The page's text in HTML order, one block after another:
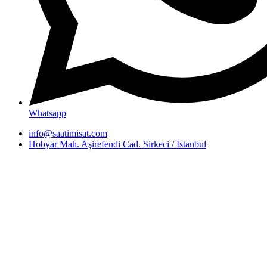
Whatsapp
info@saatimisat.com
Hobyar Mah. Aşirefendi Cad. Sirkeci / İstanbul